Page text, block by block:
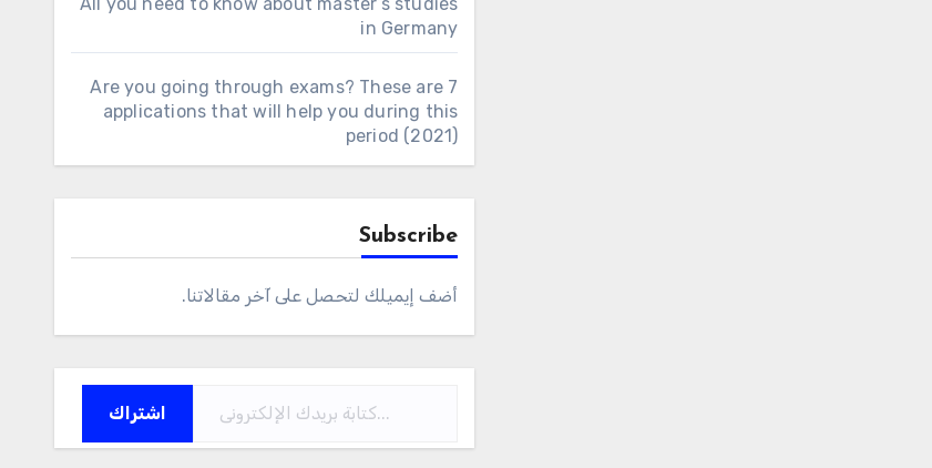
in Germany
Are you going through exams? These are 7
applications that will help you during this
period (2021)
Subscribe
أضف إيميلك لتحصل على آخر مقالاتنا.
اشتراك